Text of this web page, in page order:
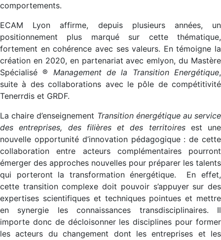
comportements.
ECAM Lyon affirme, depuis plusieurs années, un
positionnement plus marqué sur cette thématique,
fortement en cohérence avec ses valeurs. En témoigne la
création en 2020, en partenariat avec emlyon, du Mastère
Spécialisé ® Management de la Transition Energétique,
suite à des collaborations avec le pôle de compétitivité
Tenerrdis et GRDF.
La chaire d’enseignement Transition énergétique au service
des entreprises, des filières et des territoiresest une
nouvelle opportunité d’innovation pédagogique : de cette
collaboration entre acteurs complémentaires pourront
émerger des approches nouvelles pour préparer les talents
qui porteront la transformation énergétique. En effet,
cette transition complexe doit pouvoir s’appuyer sur des
expertises scientifiques et techniques pointues et mettre
en synergie les connaissances transdisciplinaires. Il
importe donc de décloisonner les disciplines pour former
les acteurs du changement dont les entreprises et les